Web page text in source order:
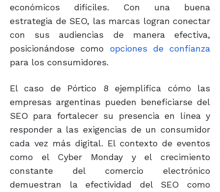
económicos difíciles. Con una buena
estrategia de SEO, las marcas logran conectar
con sus audiencias de manera efectiva,
posicionándose como opciones de confianza
para los consumidores.
El caso de Pórtico 8 ejemplifica cómo las
empresas argentinas pueden beneficiarse del
SEO para fortalecer su presencia en línea y
responder a las exigencias de un consumidor
cada vez más digital. El contexto de eventos
como el Cyber Monday y el crecimiento
constante del comercio electrónico
demuestran la efectividad del SEO como